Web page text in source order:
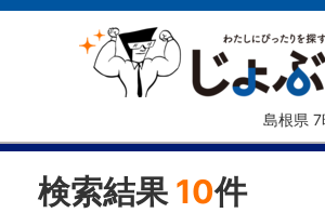
島根県 7
検索結果 10件